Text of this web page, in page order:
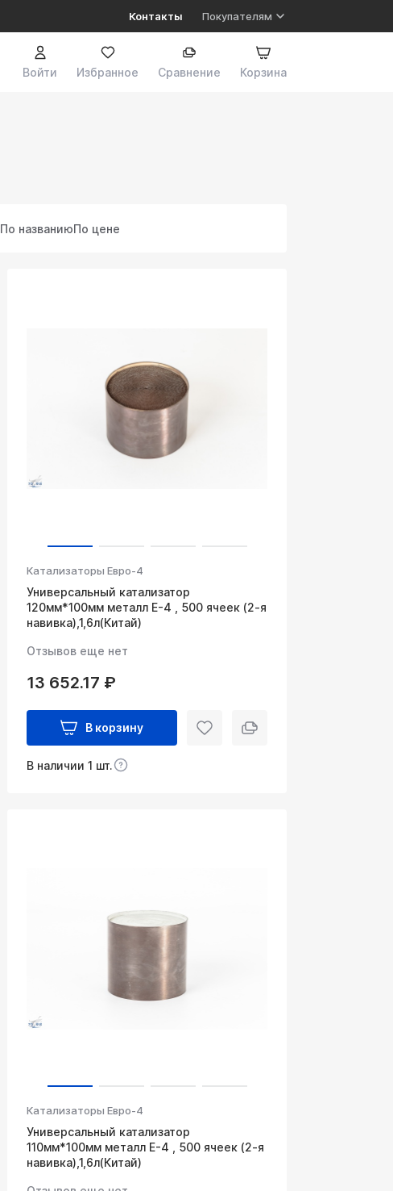
Контакты Покупателям
Войти Избранное Сравнение Корзина
По названиюПо цене
Катализаторы Евро-4
Универсальный катализатор
120мм*100мм металл Е-4 , 500 ячеек (2-я
навивка),1,6л(Китай)
Отзывов еще нет
13 652.17 ₽
В корзину
В наличии 1 шт.
Катализаторы Евро-4
Универсальный катализатор
110мм*100мм металл Е-4 , 500 ячеек (2-я
навивка),1,6л(Китай)